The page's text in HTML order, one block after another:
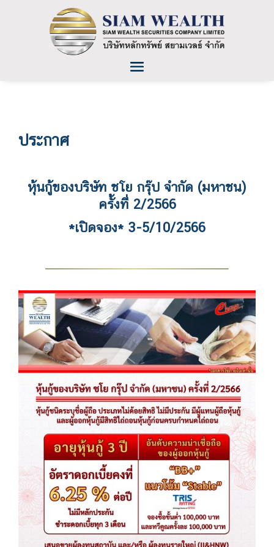
ประกาศ
หุ้นกู้ของบริษัท ชโย กรุ๊ป จำกัด (มหาชน)
ครั้งที่ 2/2566
*เปิดจอง* 3-5/10/2566